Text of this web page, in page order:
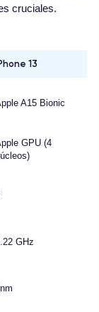
cruciales.
13
A15 Bionic
GPU (4
GHz